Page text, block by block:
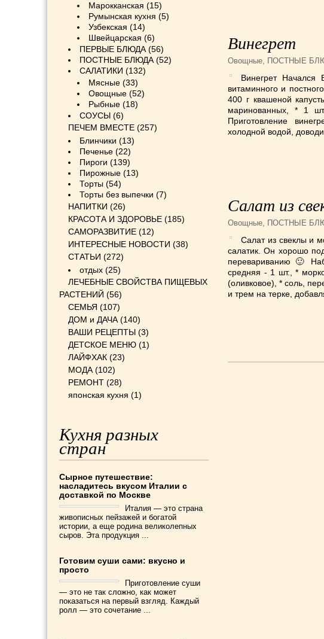
Винегрет
Овощные, ПОСТНЫЕ
Винегрет Начался
витаминного и
400 г квашеной
маринованных, * 1
Приготовление
холодной водой,
Салат из
Овощные, ПОСТНЫЕ
Салат из свеклы и
салатик. Он хорошо
перевариванию 🙂
средняя - 1 шт., *
(оливковое), * соль,
и трем на терке,
Марокканская (15)
Румынская кухня (5)
Узбекская (14)
Швейцарская (6)
ПЕРВЫЕ БЛЮДА (56)
ПОСТНЫЕ БЛЮДА (52)
САЛАТИКИ (132)
Мясные (33)
Овощные (52)
Рыбные (18)
СОУСЫ (6)
ПЕЧЕМ ВМЕСТЕ (257)
Блинчики (13)
Печенье (22)
Пироги (139)
Пирожные (13)
Торты (54)
Торты без выпечки (7)
НАПИТКИ (26)
КРАСОТА И ЗДОРОВЬЕ (185)
САМОРАЗВИТИЕ (12)
ИНТЕРЕСНЫЕ НОВОСТИ (38)
СТАТЬИ (272)
отдых (25)
ЛЕЧЕБНЫЕ СВОЙСТВА ПИЩЕВЫХ
РАСТЕНИЙ (56)
СЕМЬЯ (107)
ДОМ и ДАЧА (140)
ВАШИ РЕЦЕПТЫ (3)
ДЕТСКОЕ МЕНЮ (1)
ЛАЙФХАК (23)
МОДА (102)
РЕМОНТ (28)
японская кухня (1)
Кухня разных
стран
Сырное путешествие:
насладитесь вкусом Италии с
доставкой по Москве
Италия — это страна
живописных пейзажей и богатой
истории, а еще родина великолепных
сыров. Эта продукция ...
Готовим суши сами: вкусно и
просто
Приготовление суши
— это не так сложно, как может
показаться на первый взгляд. Каждый
ролл — это сочетание ...